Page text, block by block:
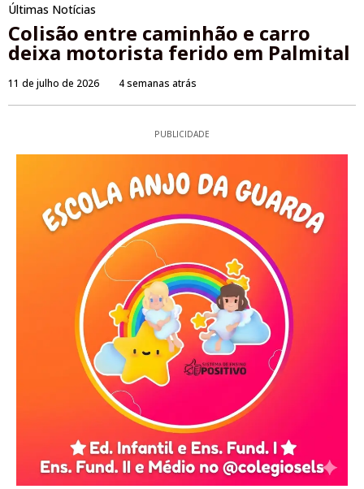
Últimas Notícias
Colisão entre caminhão e carro
deixa motorista ferido em Palmital
11 de julho de 2026 4 semanas atrás
PUBLICIDADE